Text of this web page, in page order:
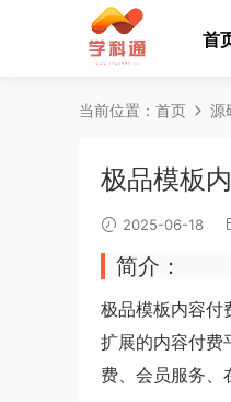
首
当前位置： 首页 源
极品模板
2025-06-18
简介：
极品模板内容付
扩展的内容付费
费、会员服务、